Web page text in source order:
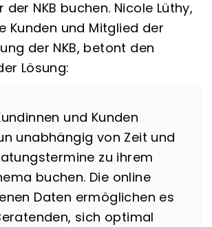
NKB buchen. Nicole Lüthy,
Kunden und Mitglied der
der NKB, betont den
Lösung:
und Kunden
unabhängig von Zeit und
zu ihrem
buchen. Die online
Daten ermöglichen es
sich optimal